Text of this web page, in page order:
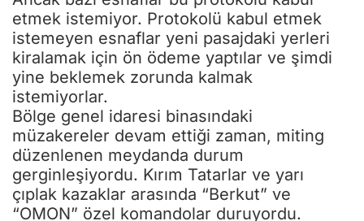
etmek istemiyor. Protokolü kabul etmek
istemeyen esnaflar yeni pasajdaki yerleri
kiralamak için ön ödeme yaptılar ve şimdi
yine beklemek zorunda kalmak
istemiyorlar.
Bölge genel idaresi binasındaki
müzakereler devam ettiği zaman, miting
düzenlenen meydanda durum
gerginleşiyordu. Kırım Tatarlar ve yarı
çıplak kazaklar arasında “Berkut” ve
“OMON” özel komandolar duruyordu.